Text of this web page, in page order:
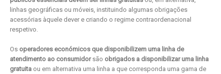
linhas geográficas ou móveis, instituindo algumas obrigações
acessórias àquele dever e criando o regime contraordenacional
respetivo.
Os operadores económicos que disponibilizem uma linha de
atendimento ao consumidorsão obrigados a disponibilizar uma linha
gratuita ou em alternativa uma linha a que corresponda uma gama de